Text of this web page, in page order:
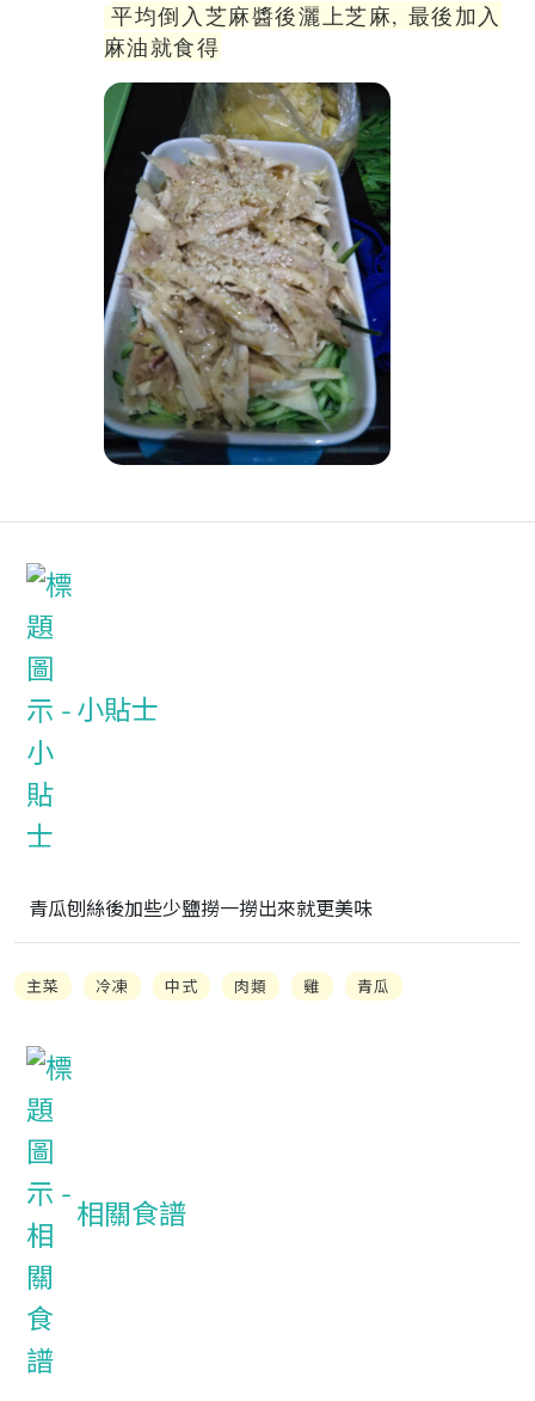
平均倒入芝麻醬後灑上芝麻, 最後加入
麻油就食得
小貼士
青瓜刨絲後加些少鹽撈一撈出來就更美味
主菜 冷凍 中式 肉類 雞 青瓜
相關食譜